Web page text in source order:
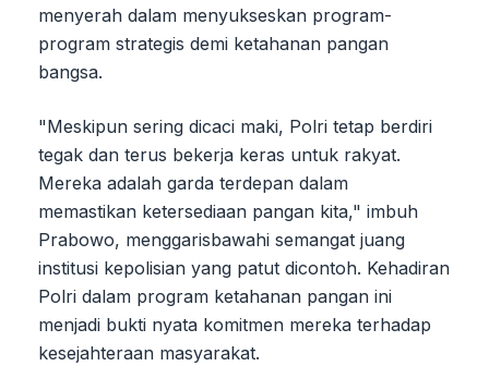
menyerah dalam menyukseskan program-
program strategis demi ketahanan pangan
bangsa.
"Meskipun sering dicaci maki, Polri tetap berdiri
tegak dan terus bekerja keras untuk rakyat.
Mereka adalah garda terdepan dalam
memastikan ketersediaan pangan kita," imbuh
Prabowo, menggarisbawahi semangat juang
institusi kepolisian yang patut dicontoh. Kehadiran
Polri dalam program ketahanan pangan ini
menjadi bukti nyata komitmen mereka terhadap
kesejahteraan masyarakat.